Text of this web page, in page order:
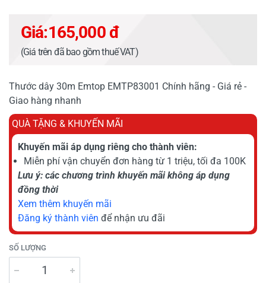
Giá:165,000 đ
(Giá trên đã bao gồm thuế VAT)
Thước dây 30m Emtop EMTP83001 Chính hãng - Giá rẻ -
Giao hàng nhanh
QUÀ TẶNG & KHUYẾN MÃI
Khuyến mãi áp dụng riêng cho thành viên:
Miễn phí vận chuyển đơn hàng từ 1 triệu, tối đa 100K
Lưu ý: các chương trình khuyến mãi không áp dụng
đồng thời
Xem thêm khuyến mãi
Đăng ký thành viên để nhận ưu đãi
SỐ LƯỢNG